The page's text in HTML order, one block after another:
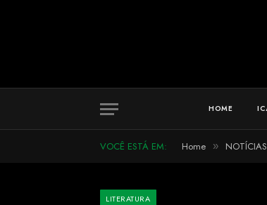
HOME
VOCÊ ESTÁ EM: Home » NOTÍCIAS
LITERATURA